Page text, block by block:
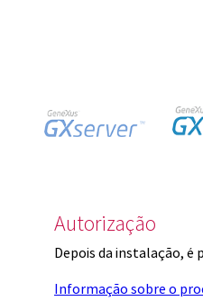
Autorização
Depois da instalação, é
Informação sobre o